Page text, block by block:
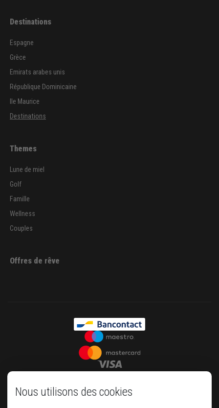
Nous utilisons des cookies
Destinations
Espagne
Grèce
Emirats arabes unis
République Dominicaine
Ile Maurice
Destinations
Themes
Lune de miel
Golf
Famille
Wellness
Couples
Offres de rêve